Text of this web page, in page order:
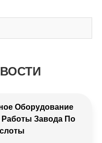
Оборудование
Завода По